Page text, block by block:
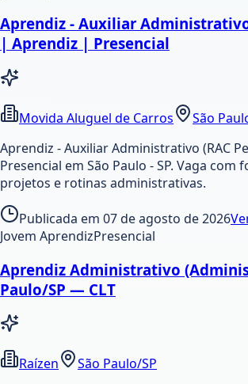
Aprendiz - Auxiliar Administrativo
| Aprendiz | Presencial
Movida Aluguel de Carros
São
Aprendiz - Auxiliar Administrativo (RAC
Presencial em São Paulo - SP. Vaga com
projetos e rotinas administrativas.
Publicada em 07 de agosto de 2026
Jovem AprendizPresencial
Aprendiz Administrativo
Paulo/SP — CLT
Raízen
São Paulo/SP